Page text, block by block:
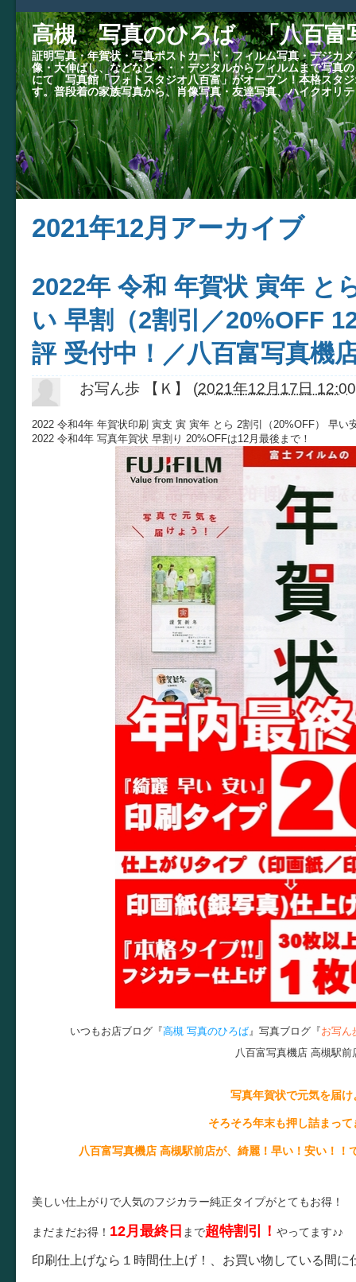
高槻 写真のひろば 「八百富
証明写真・年賀状・写真ポストカード・フィルム写真・デジカ
像・大伸ばし、などなど・・・デジタルからフィルムまで写
にて 写真館「フォトスタジオ八百富」がオープン！本格スタ
す。普段着の家族写真から、肖像写真・友達写真、ハイクオリ
2021年12月アーカイブ
2022年 令和 年賀状 寅年 と
い 早割（2割引／20%OFF
評 受付中！／八百富写真機
お写ん歩 【Ｋ】 (2021年12月17日 12:00
2022 令和4年 年賀状印刷 寅支 寅 寅年 とら 2割引（20%OFF） 早い
2022 令和4年 写真年賀状 早割り 20%OFFは12月最後まで！
いつもお店ブログ『高槻 写真のひろば』写真ブログ『お写ん
八百富写真機店 高槻駅前
写真年賀状で元気を届け
そろそろ年末も押し詰まっ
八百富写真機店 高槻駅前店が、綺麗！早い！安い！
美しい仕上がりで人気のフジカラー純正タイプがとてもお得！
まだまだお得！ 12月最終日 まで超特割引！ やってます♪♪
印刷仕上げなら１時間仕上げ！、お買い物している間に